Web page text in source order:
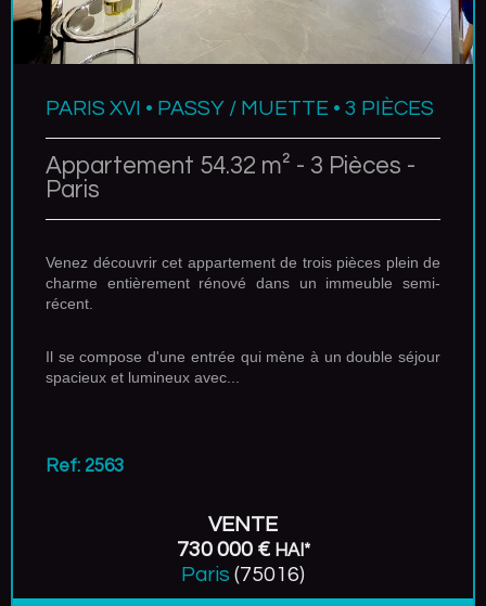
PARIS XVI • PASSY / MUETTE • 3 PIÈCES
Appartement 54.32 m² - 3 Pièces -
Paris
Venez découvrir cet appartement de trois pièces plein de
charme entièrement rénové dans un immeuble semi-
récent.
Il se compose d'une entrée qui mène à un double séjour
spacieux et lumineux avec...
Ref: 2563
VENTE
730 000 € HAI*
Paris (75016)